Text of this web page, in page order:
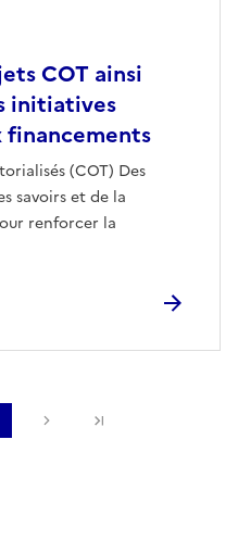
COT ainsi
initiatives
financements
(COT) Des
savoirs et de la
renforcer la
précédentePage suivante